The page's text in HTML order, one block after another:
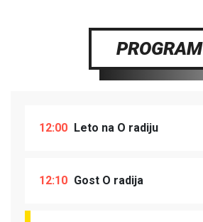
PROGRAM
12:00 Leto na O radiju
12:10 Gost O radija